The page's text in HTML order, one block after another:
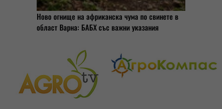
Ново огнище на африканска чума по свинете в
област Варна: БАБХ със важни указания